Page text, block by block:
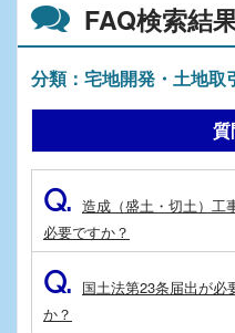
FAQ検索結
分類：宅地開発・土地取
質
Q. 造成（盛土・切土）工
必要ですか？
Q. 国土法第23条届出が必
か？